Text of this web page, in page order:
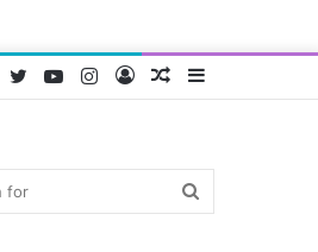
Random
Log
Instagram
YouTube
Twitter
Facebook